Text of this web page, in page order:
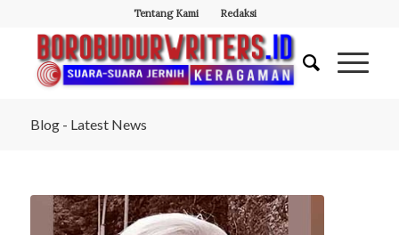
Tentang Kami Redaksi
Blog - Latest News